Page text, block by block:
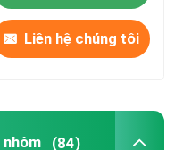
Liên hệ chúng tôi
(84)